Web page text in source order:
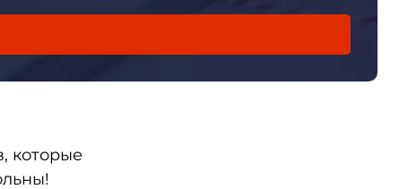
которые